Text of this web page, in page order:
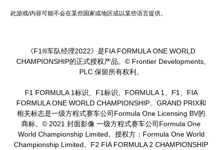
此游戏/内容可能不会在某些国家或地区或以某些语言提供。
《F1®车队经理2022》是FIA FORMULA ONE WORLD
CHAMPIONSHIP的正式授权产品。© Frontier Developments,
PLC.保留所有权利。
F1 FORMULA 1标识、F1标识、FORMULA 1、F1、FIA
FORMULA ONE WORLD CHAMPIONSHIP、GRAND PRIX和
相关标志是一级方程式赛车公司Formula One Licensing BV的
商标。© 2021 封面影像 一级方程式赛车公司Formula One
World Championship Limited。授权方：Formula One World
Championship Limited。F2 FIA FORMULA 2 CHAMPIONSHIP